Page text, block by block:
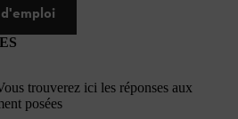
trouverez ici les réponses aux
posées